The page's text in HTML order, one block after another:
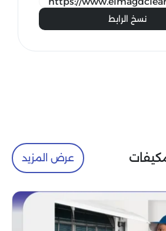
نسخ الرابط
عرض المزيد